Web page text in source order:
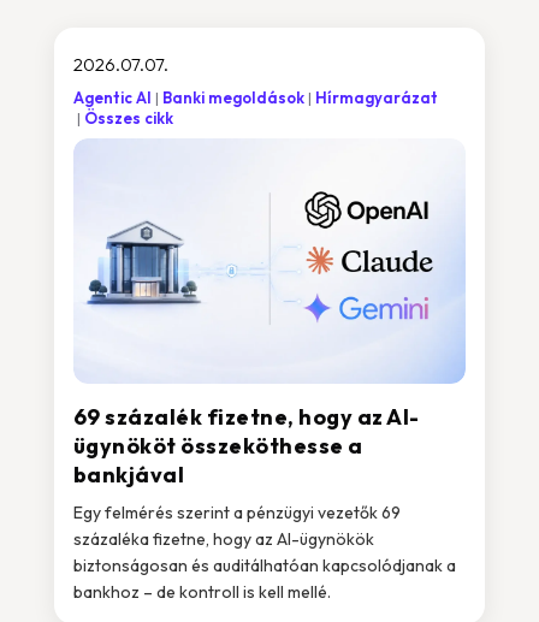
69 százalék fizetne, hogy az AI-
ügynököt összeköthesse a
bankjával
2026.07.07.
Agentic AI Banki megoldások
Hírmagyarázat
Összes cikk
Egy felmérés szerint a pénzügyi vezetők 69
százaléka fizetne, hogy az AI-ügynökök
biztonságosan és auditálhatóan kapcsolódjanak a
bankhoz – de kontroll is kell mellé.